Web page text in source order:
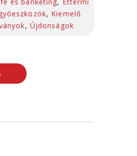
, Kiemelő
, Újdonságok